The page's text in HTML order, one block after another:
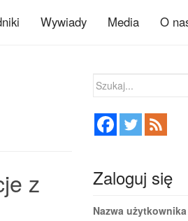
Wywiady Media O
z
Szukaj:
Zaloguj się
Nazwa